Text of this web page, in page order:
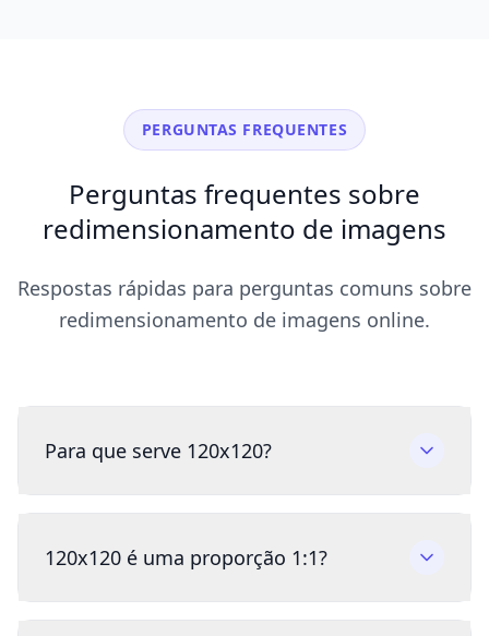
PERGUNTAS FREQUENTES
Perguntas frequentes sobre
redimensionamento de imagens
Respostas rápidas para perguntas comuns sobre
redimensionamento de imagens online.
Para que serve 120x120?
120x120 é uma proporção 1:1?